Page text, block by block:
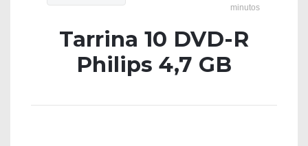
minutos
Tarrina 10 DVD-R
Philips 4,7 GB